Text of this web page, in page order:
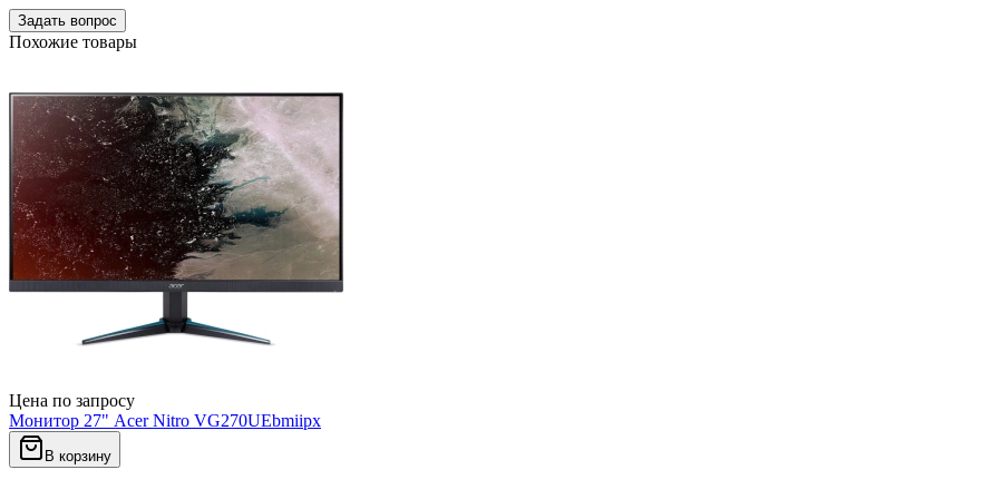
Задать вопрос
Похожие товары
Цена по запросу
Монитор 27" Acer Nitro VG270UEbmiipx
В корзину